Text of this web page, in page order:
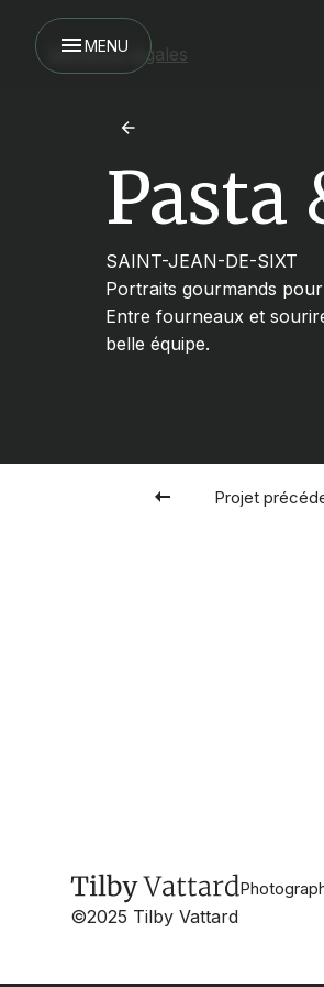
MENU
Mentions légales
Pasta
SAINT-JEAN-DE-SIXT
Portraits gourmands
Entre fourneaux et
belle équipe.
Projet
©2025 Tilby Vattard